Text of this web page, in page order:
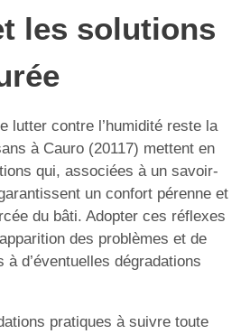
les solutions
lutter contre l’humidité reste la
à Cauro (20117) mettent en
qui, associées à un savoir-
un confort pérenne et
du bâti. Adopter ces réflexes
des problèmes et de
d’éventuelles dégradations
pratiques à suivre toute